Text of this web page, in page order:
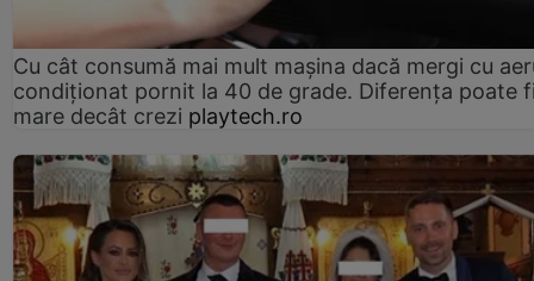
Cu cât consumă mai mult mașina dacă mergi cu
condiționat pornit la 40 de grade. Diferența poate
mare decât crezi playtech.ro